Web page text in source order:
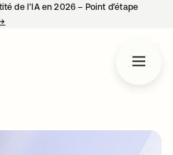
de l’IA en 2026 – Point d’étape
→